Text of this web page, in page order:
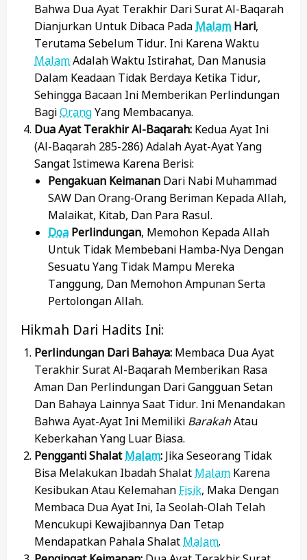
Bahwa Dua Ayat Terakhir Dari Surat Al-Baqarah
Dianjurkan Untuk Dibaca Pada Malam Hari,
Terutama Sebelum Tidur. Ini Karena Waktu
MalamAdalah Waktu Istirahat, Dan Manusia
Dalam Keadaan Tidak Berdaya Ketika Tidur,
Sehingga Bacaan Ini Memberikan Perlindungan
BagiOrangYang Membacanya.
Dua Ayat Terakhir Al-Baqarah: Kedua Ayat Ini
(Al-Baqarah 285-286) Adalah Ayat-Ayat Yang
Sangat Istimewa Karena Berisi:
Pengakuan Keimanan Dari Nabi Muhammad
SAW Dan Orang-Orang Beriman Kepada Allah,
Malaikat, Kitab, Dan Para Rasul.
Doa Perlindungan, Memohon Kepada Allah
Untuk Tidak Membebani Hamba-Nya Dengan
Sesuatu Yang Tidak Mampu Mereka
Tanggung, Dan Memohon Ampunan Serta
Pertolongan Allah.
Hikmah Dari Hadits Ini:
Perlindungan Dari Bahaya: Membaca Dua Ayat
Terakhir Surat Al-Baqarah Memberikan Rasa
Aman Dan Perlindungan Dari Gangguan Setan
Dan Bahaya Lainnya Saat Tidur. Ini Menandakan
Bahwa Ayat-Ayat Ini Memiliki BarakahAtau
Keberkahan Yang Luar Biasa.
Pengganti ShalatMalam: Jika Seseorang Tidak
Bisa Melakukan Ibadah Shalat Malam Karena
Kesibukan Atau Kelemahan Fisik, Maka Dengan
Membaca Dua Ayat Ini, Ia Seolah-Olah Telah
Mencukupi Kewajibannya Dan Tetap
Mendapatkan Pahala Shalat Malam.